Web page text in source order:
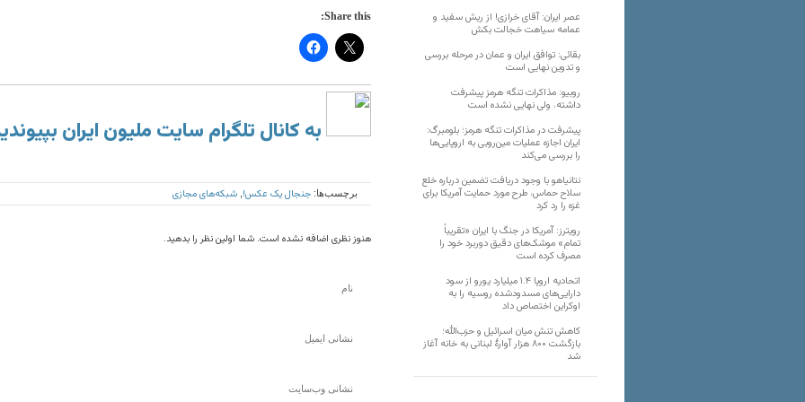
Share this:
به کانال تلگرام سایت ملیون ایران
برچسب‌ها: جنجال یک عکس! شبکه‌های مجازی
هنوز نظری اضافه نشده است. شما اولین نظر را بدهید.
عصر ایران: آقای خرازی! از ریش سفید و
عمامه سیاهت خجالت بکش
بقائی: توافق ایران و عمان در مرحله بررسی
و تدوین نهایی است
روبیو: مذاکرات تنگه هرمز پیشرفت
داشته، ولی نهایی نشده است
پیشرفت در مذاکرات تنگه هرمز؛ بلومبرگ:
ایران اجازه عملیات مین‌روبی به اروپایی‌ها
را بررسی می‌کند
نتانیاهو با وجود دریافت تضمین درباره خلع
سلاح حماس، طرح مورد حمایت آمریکا برای
غزه را رد کرد
رویترز: آمریکا در جنگ با ایران «تقریباً
تمام» موشک‌های دقیق دوربرد خود را
مصرف کرده است
اتحادیه اروپا ۱.۴ میلیارد یورو از سود
دارایی‌های مسدودشده روسیه را به
اوکراین ‏اختصاص داد
کاهش تنش میان اسرائیل و حزب‌الله؛
بازگشت ۸۰۰ هزار آوارۀ لبنانی به خانه‌ آغاز
شد